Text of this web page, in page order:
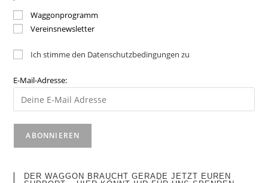
Waggonprogramm
Vereinsnewsletter
Ich stimme den Datenschutzbedingungen zu
E-Mail-Adresse:
DER WAGGON BRAUCHT GERADE JETZT EUREN